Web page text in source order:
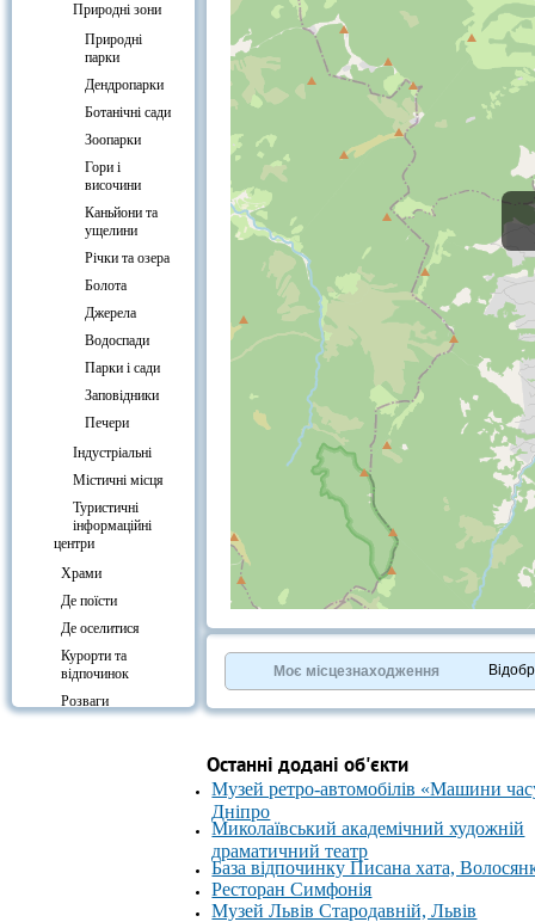
Природні зони
Природні
парки
Дендропарки
Ботанічні сади
Зоопарки
Гори і
височини
Каньйони та
ущелини
Річки та озера
Болота
Джерела
Водоспади
Парки і сади
Заповідники
Печери
Індустріальні
Містичні місця
Туристичні
інформаційні
центри
Храми
Де поїсти
Де оселитися
Курорти та
відпочинок
Розваги
OpenStreetMapcontributors.
»
Моє місцезнаходження
Останні додані об'єкти
Музей ретро-автомобілів «Машини
Дніпро
Миколаївський академічний художній
драматичний театр
База відпочинку Писана хата,
Ресторан Симфонія
Музей Львів Стародавній, Львів